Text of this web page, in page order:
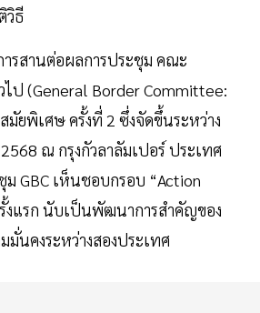
วิธี
ารสานต่อผลการประชุม คณะ
ไป (General Border Committee:
มัยพิเศษ ครั้งที่ 2 ซึ่งจัดขึ้นระหว่าง
ณ กรุงกัวลาลัมเปอร์ ประเทศ
ม GBC เห็นชอบกรอบ “Action
งแรก นับเป็นพัฒนาการสำคัญของ
มั่นคงระหว่างสองประเทศ